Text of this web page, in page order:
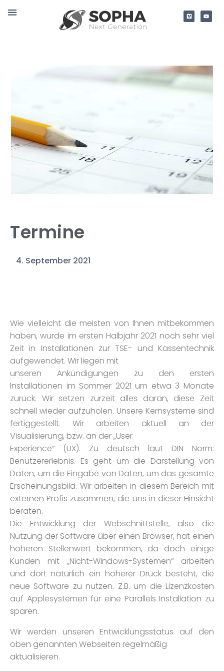
Termine
4. September 2021
Wie vielleicht die meisten von Ihnen mitbekommen
haben, wurde im ersten Halbjahr 2021 noch sehr viel
Zeit in Installationen zur TSE- und Kassentechnik
aufgewendet. Wir liegen mit
unseren Ankündigungen zu den ersten
Installationen im Sommer 2021 um etwa 3 Monate
zurück. Wir setzen zurzeit alles daran, diese Zeit
schnell wieder aufzuholen. Unsere Kernsysteme sind
fertiggestellt. Wir arbeiten aktuell an der
Visualisierung, bzw. an der „User
Experience“ (UX). Zu deutsch laut DIN Norm:
Benutzererlebnis. Es geht um die Darstellung von
Daten, um die Eingabe von Daten, um das gesamte
Erscheinungsbild. Wir arbeiten in diesem Bereich mit
externen Profis zusammen, die uns in dieser Hinsicht
beraten.
Die Entwicklung der Webschnittstelle, also die
Nutzung der Software über einen Browser, hat einen
höheren Stellenwert bekommen, da doch einige
Kunden mit „Nicht-Windows-Systemen“ arbeiten
und dort natürlich ein höherer Druck besteht, die
neue Software zu nutzen. Z.B. um die Lizenzkosten
auf Applesystemen für eine Parallels Installation zu
sparen.
Wir werden unseren Entwicklungsstatus auf den
oben genannten Webseiten regelmäßig
aktualisieren.